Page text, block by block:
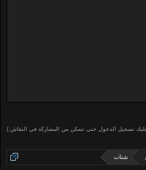
تسجيل الدخول حتى تتمكن من المشاركة في النقاش.)
شتات